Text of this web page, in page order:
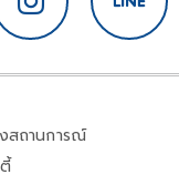
สถานการณ์